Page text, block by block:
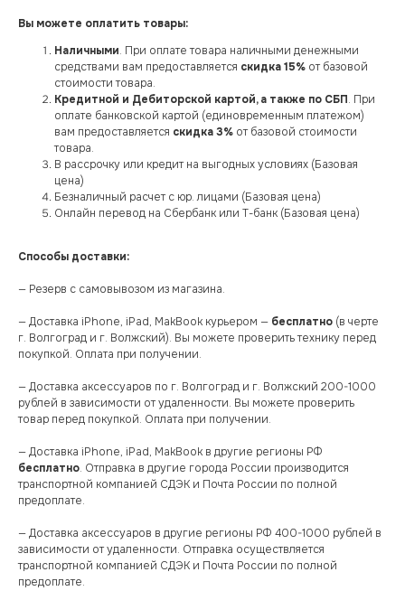
Вы можете оплатить товары:
Наличными. При оплате товара наличными денежными
средствами вам предоставляется скидка 15% от базовой
стоимости товара.
Кредитной и Дебиторской картой, а также по СБП. При
оплате банковской картой (единовременным платежом)
вам предоставляется скидка 3% от базовой стоимости
товара.
В рассрочку или кредит на выгодных условиях (Базовая
цена)
Безналичный расчет с юр. лицами (Базовая цена)
Онлайн перевод на Сбербанк или Т-банк (Базовая цена)
Способы доставки:
— Резерв с самовывозом из магазина.
— Доставка iPhone, iPad, MakBook курьером — бесплатно (в черте
г. Волгоград и г. Волжский). Вы можете проверить технику перед
покупкой. Оплата при получении.
— Доставка аксессуаров по г. Волгоград и г. Волжский 200-1000
рублей в зависимости от удаленности. Вы можете проверить
товар перед покупкой. Оплата при получении.
— Доставка iPhone, iPad, MakBook в другие регионы РФ
бесплатно. Отправка в другие города России производится
транспортной компанией СДЭК и Почта России по полной
предоплате.
— Доставка аксессуаров в другие регионы РФ 400-1000 рублей в
зависимости от удаленности. Отправка осуществляется
транспортной компанией СДЭК и Почта России по полной
предоплате.